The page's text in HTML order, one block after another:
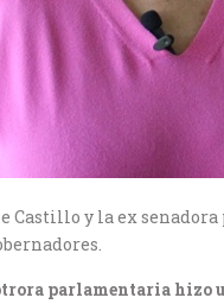
Castillo y la ex
parlamentaria hizo